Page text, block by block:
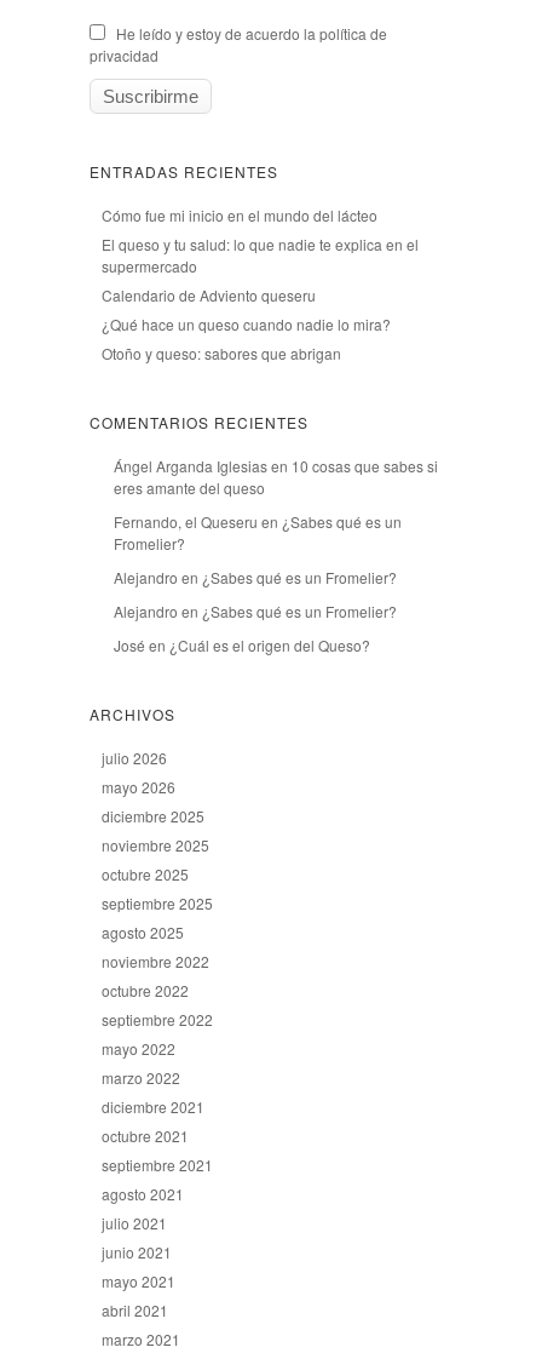
He leído y estoy de acuerdo la política de
privacidad
ENTRADAS RECIENTES
Cómo fue mi inicio en el mundo del lácteo
El queso y tu salud: lo que nadie te explica en el
supermercado
Calendario de Adviento queseru
¿Qué hace un queso cuando nadie lo mira?
Otoño y queso: sabores que abrigan
COMENTARIOS RECIENTES
Ángel Arganda Iglesiasen 10 cosas que sabes si
eres amante del queso
Fernando, el Queseru en ¿Sabes qué es un
Fromelier?
Alejandro en ¿Sabes qué es un Fromelier?
Alejandro en ¿Sabes qué es un Fromelier?
José en ¿Cuál es el origen del Queso?
ARCHIVOS
julio 2026
mayo 2026
diciembre 2025
noviembre 2025
octubre 2025
septiembre 2025
agosto 2025
noviembre 2022
octubre 2022
septiembre 2022
mayo 2022
marzo 2022
diciembre 2021
octubre 2021
septiembre 2021
agosto 2021
julio 2021
junio 2021
mayo 2021
abril 2021
marzo 2021